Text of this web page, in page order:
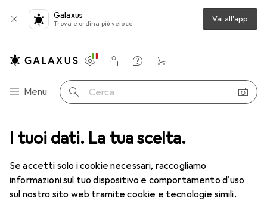
I tuoi dati. La tua scelta.
Se accetti solo i cookie necessari, raccogliamo
informazioni sul tuo dispositivo e comportamento d'uso
sul nostro sito web tramite cookie e tecnologie simili.
Galaxus
Trova e ordina più veloce Vai all'app
Categoria Navigazione
Menu Cerca
Impostazioni
Conto cliente
Liste di confronto
Liste dei desideri
Carrello
Giochi di società + Puzzle Puzzle Trefl Fuji
Trefl Fuji
1500 pezzi